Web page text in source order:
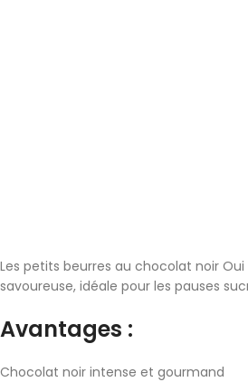
Les petits beurres au chocolat noir Oui
savoureuse, idéale pour les pauses
Avantages :
Chocolat noir intense et gourmand